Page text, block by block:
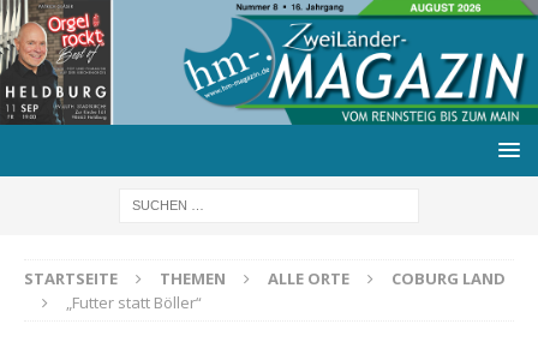
STARTSEITE THEMEN ALLE ORTE
COBURG LAND
„Futter statt Böller“